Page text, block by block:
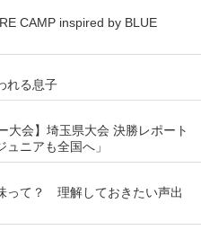
CAMP inspired by BLUE
れる息子
大会】埼玉県大会 決勝レポート
ュニアも全国へ」
って？ 理解しておきたい声出